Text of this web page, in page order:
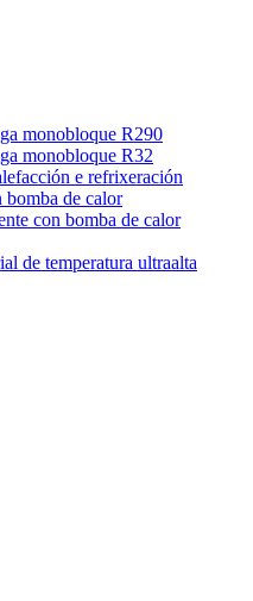
monobloque R290
monobloque R32
e refrixeración
bomba de calor
con bomba de calor
de temperatura ultraalta